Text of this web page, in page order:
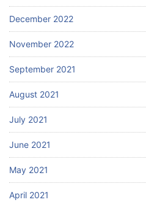
December 2022
November 2022
September 2021
August 2021
July 2021
June 2021
May 2021
April 2021